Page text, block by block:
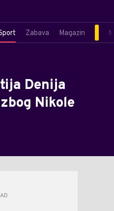
Zabava Magazin
Denija
Nikole